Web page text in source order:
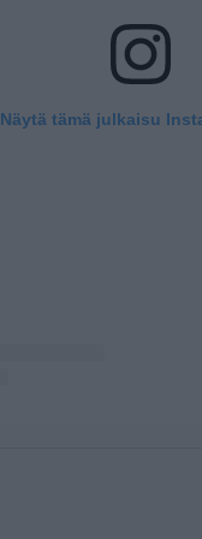
Näytä tämä julkaisu